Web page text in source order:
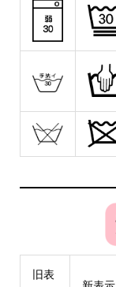
旧表